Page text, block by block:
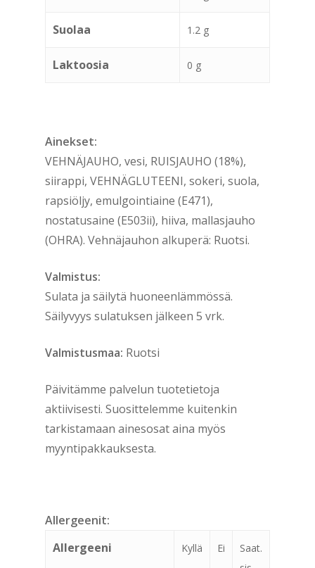
Suolaa 1.2 g
Laktoosia 0 g
Ainekset:
VEHNÄJAUHO, vesi, RUISJAUHO (18%),
siirappi, VEHNÄGLUTEENI, sokeri, suola,
rapsiöljy, emulgointiaine (E471),
nostatusaine (E503ii), hiiva, mallasjauho
(OHRA). Vehnäjauhon alkuperä: Ruotsi.
Valmistus:
Sulata ja säilytä huoneenlämmössä.
Säilyvyys sulatuksen jälkeen 5 vrk.
Valmistusmaa: Ruotsi
Päivitämme palvelun tuotetietoja
aktiivisesti. Suosittelemme kuitenkin
tarkistamaan ainesosat aina myös
myyntipakkauksesta.
Allergeenit:
Allergeeni
Kyllä Ei
Saat.